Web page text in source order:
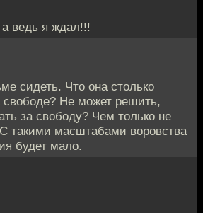
ведь я ждал!!!
сидеть. Что она столько
свободе? Не может решить,
за свободу? Чем только не
такими масштабами воровства
будет мало.